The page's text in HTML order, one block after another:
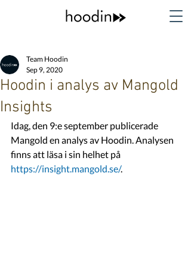
Hoodin i analys av Mangold
Insights
Team Hoodin
Sep 9, 2020
Idag, den 9:e september publicerade
Mangold en analys av Hoodin. Analysen
finns att läsa i sin helhet på
https://insight.mangold.se/.